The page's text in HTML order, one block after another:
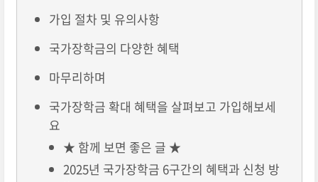
가입 절차 및 유의사항
국가장학금의 다양한 혜택
마무리하며
국가장학금 확대 혜택을 살펴보고 가입해보세
요
★ 함께 보면 좋은 글 ★
2025년 국가장학금 6구간의 혜택과 신청 방